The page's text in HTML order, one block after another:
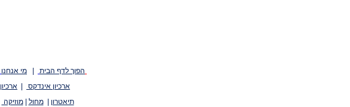
הפוך לדף הבית מי אנחנו
ארכיון אינדקס
תיאטרון
|מחול |מוזיקה